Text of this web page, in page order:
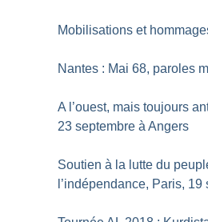
Mobilisations et
Nantes : Mai 68, paroles
A l’ouest, mais toujours
23 septembre à Angers
Soutien à la lutte du
l’indépendance, Paris, 19